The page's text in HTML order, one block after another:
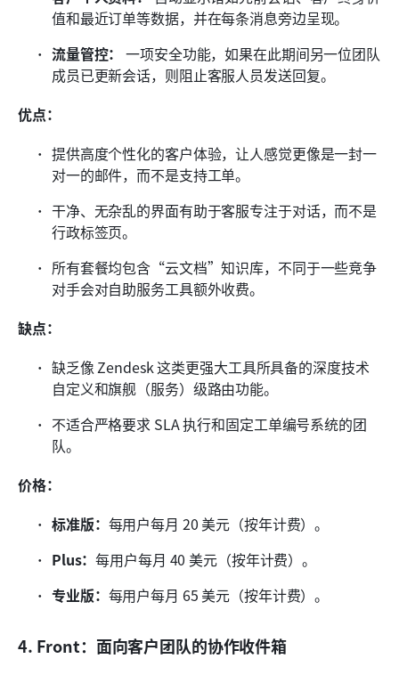
值和最近订单等数据，并在每条消息旁边呈现。
流量管控： 一项安全功能，如果在此期间另一位团队
成员已更新会话，则阻止客服人员发送回复。
优点：
提供高度个性化的客户体验，让人感觉更像是一封一
对一的邮件，而不是支持工单。
干净、无杂乱的界面有助于客服专注于对话，而不是
行政标签页。
所有套餐均包含“云文档”知识库，不同于一些竞争
对手会对自助服务工具额外收费。
缺点：
缺乏像 Zendesk 这类更强大工具所具备的深度技术
自定义和旗舰（服务）级路由功能。
不适合严格要求 SLA 执行和固定工单编号系统的团
队。
价格：
标准版： 每用户每月 20 美元（按年计费）。
Plus：每用户每月 40 美元（按年计费）。
专业版： 每用户每月 65 美元（按年计费）。
4. Front：面向客户团队的协作收件箱